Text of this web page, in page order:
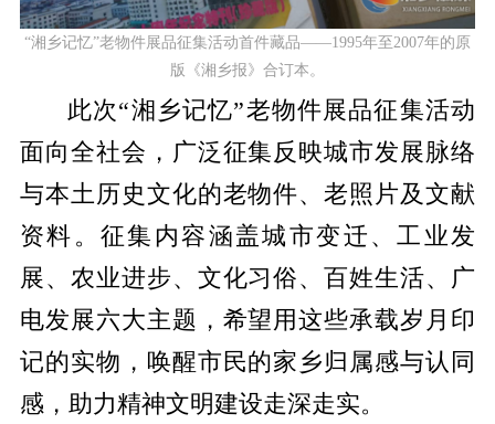
“湘乡记忆”老物件展品征集活动首件藏品——1995年至2007年的原
版《湘乡报》合订本。
此次“湘乡记忆”老物件展品征集活动
面向全社会，广泛征集反映城市发展脉络
与本土历史文化的老物件、老照片及文献
资料。征集内容涵盖城市变迁、工业发
展、农业进步、文化习俗、百姓生活、广
电发展六大主题，希望用这些承载岁月印
记的实物，唤醒市民的家乡归属感与认同
感，助力精神文明建设走深走实。